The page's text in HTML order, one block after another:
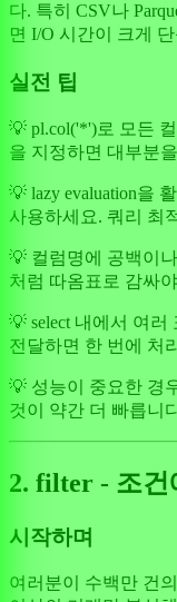
다. 특히 CSV나
면 I/O 시간이 크게
실전 팁
💡 pl.col('*')로 모든
을 지정하면 대부분
💡 lazy evaluation을
사용하세요. 쿼리 최
💡 컬럼명에 공백이
처럼 따옴표로 감싸
💡 select 내에서 여
전달하면 한 번에 처
💡 성능이 중요한 경
것이 약간 더 빠릅니
2. filter - 조건
시작하며
여러분이 수백만 건